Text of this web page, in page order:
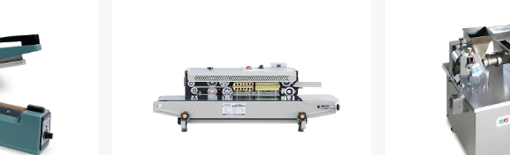
HDM-6 – это оптимальный выбор для
качество. Она обеспечивает высокую
размерах, что делает её идеальной для
получения более подробной информации и
обращайтесь по телефону или оставляйте